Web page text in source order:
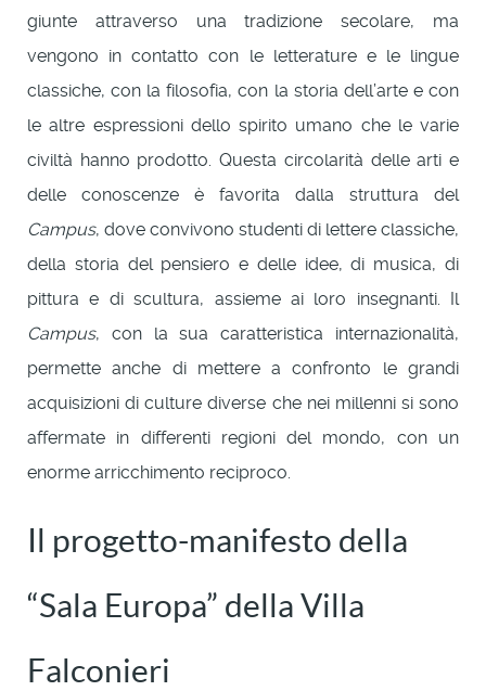
giunte attraverso una tradizione secolare, ma
vengono in contatto con le letterature e le lingue
classiche, con la filosofia, con la storia dell’arte e con
le altre espressioni dello spirito umano che le varie
civiltà hanno prodotto. Questa circolarità delle arti e
delle conoscenze è favorita dalla struttura del
Campus, dove convivono studenti di lettere classiche,
della storia del pensiero e delle idee, di musica, di
pittura e di scultura, assieme ai loro insegnanti. Il
Campus, con la sua caratteristica internazionalità,
permette anche di mettere a confronto le grandi
acquisizioni di culture diverse che nei millenni si sono
affermate in differenti regioni del mondo, con un
enorme arricchimento reciproco.
Il progetto-manifesto della
“Sala Europa” della Villa
Falconieri